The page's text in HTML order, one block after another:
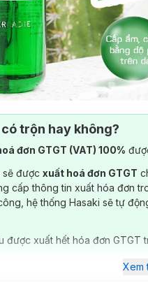
trộn hay không?
đơn GTGT (VAT) 100%
sẽ được xuất hoá đơn GTGT
cấp thông tin xuất hóa đơn
hệ thống Hasaki sẽ tự
được xuất hết hóa đơn GTGT
Xem